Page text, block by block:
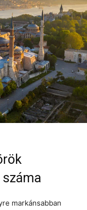
markánsabban